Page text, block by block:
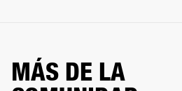
MÁS DE LA